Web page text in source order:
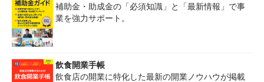
補助金・助成金の「必須知識」と「最新情報」で事
業を強力サポート。
飲食開業手帳
飲食店の開業に特化した最新の開業ノウハウが掲載